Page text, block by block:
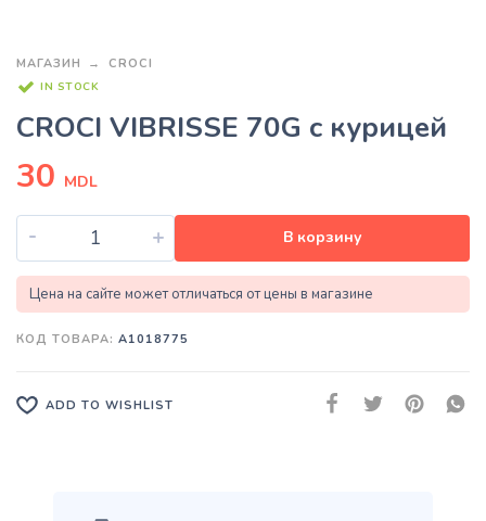
МАГАЗИН CROCI
IN STOCK
CROCI VIBRISSE 70G с курицей
30 MDL
- + В корзину
Цена на сайте может отличаться от цены в магазине
КОД ТОВАРА: A1018775
ADD TO WISHLIST